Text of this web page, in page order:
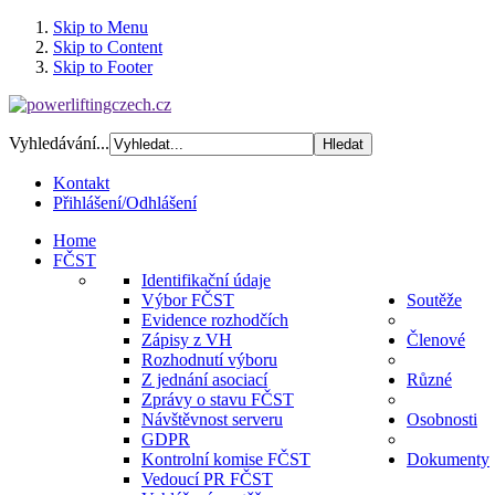
Skip to Menu
Skip to Content
Skip to Footer
Vyhledávání...
Kontakt
Přihlášení/Odhlášení
Home
FČST
Identifikační údaje
Výbor FČST
Evidence rozhodčích
Zápisy z VH
Rozhodnutí výboru
Z jednání asociací
Zprávy o stavu FČST
Návštěvnost serveru
GDPR
Kontrolní komise FČST
Vedoucí PR FČST
Soutěže
Členové
Různé
Osobnosti
Dokumenty